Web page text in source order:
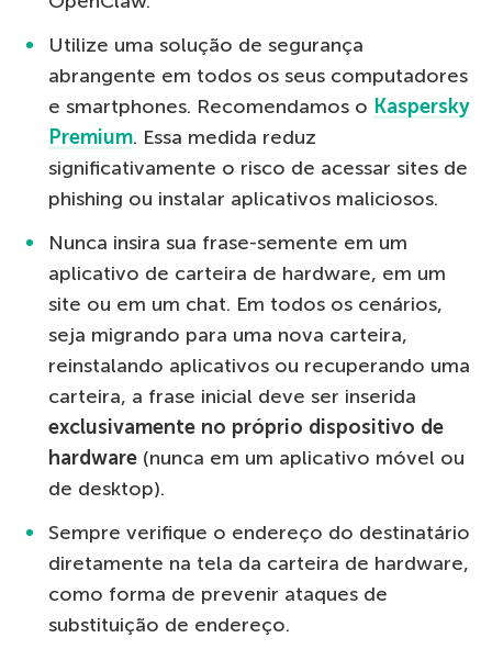
Utilize uma solução de segurança
abrangente em todos os seus computadores
e smartphones. Recomendamos o Kaspersky
Premium. Essa medida reduz
significativamente o risco de acessar sites de
phishing ou instalar aplicativos maliciosos.
Nunca insira sua frase-semente em um
aplicativo de carteira de hardware, em um
site ou em um chat. Em todos os cenários,
seja migrando para uma nova carteira,
reinstalando aplicativos ou recuperando uma
carteira, a frase inicial deve ser inserida
exclusivamente no próprio dispositivo de
hardware (nunca em um aplicativo móvel ou
de desktop).
Sempre verifique o endereço do destinatário
diretamente na tela da carteira de hardware,
como forma de prevenir ataques de
substituição de endereço.